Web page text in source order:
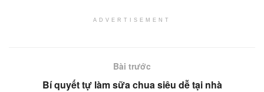
ADVERTISEMENT
Bài trước
Bí quyết tự làm sữa chua siêu dễ tại nhà